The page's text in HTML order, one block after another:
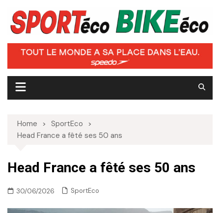
content
Home
SportEco
Head France a fêté ses 50 ans
Head France a fêté ses 50 ans
30/06/2026 SportEco